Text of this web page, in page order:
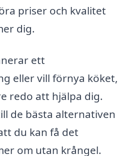
priser och kvalitet
dig.
ett
eller vill förnya köket,
redo att hjälpa dig.
de bästa alternativen
du kan få det
om utan krångel.